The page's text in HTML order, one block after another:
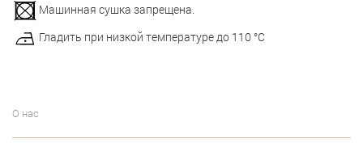
Машинная сушка запрещена.
Гладить при низкой температуре до 110 °С
О нас